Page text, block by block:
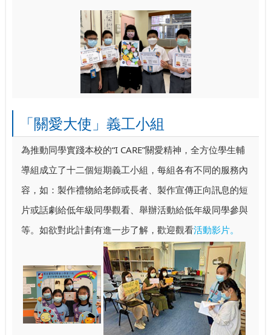
「關愛大使」義工小組
為推動同學實踐本校的“I CARE”關愛精神，全方位學生輔
導組成立了十二個短期義工小組，每組各有不同的服務內
容，如：製作禮物給老師或長者、製作宣傳正向訊息的短
片或話劇給低年級同學觀看、舉辦活動給低年級同學參與
等。如欲對此計劃有進一步了解，歡迎觀看活動影片。